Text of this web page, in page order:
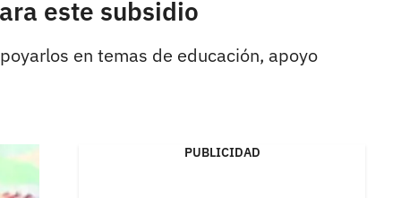
este subsidio
en temas de educación, apoyo
PUBLICIDAD